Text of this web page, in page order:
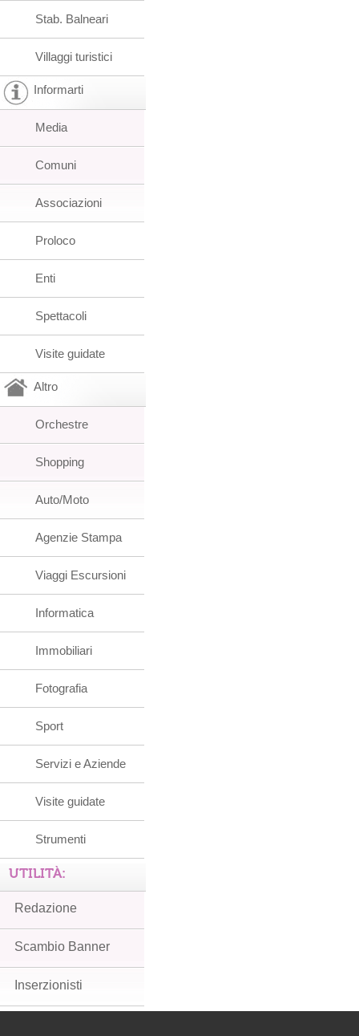
Stab. Balneari
Villaggi turistici
Informarti
Media
Comuni
Associazioni
Proloco
Enti
Spettacoli
Visite guidate
Altro
Orchestre
Shopping
Auto/Moto
Agenzie Stampa
Viaggi Escursioni
Informatica
Immobiliari
Fotografia
Sport
Servizi e Aziende
Visite guidate
Strumenti
UTILITÀ:
Redazione
Scambio Banner
Inserzionisti